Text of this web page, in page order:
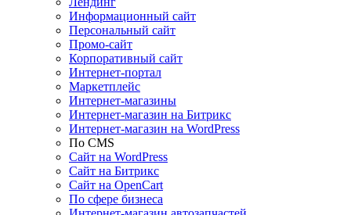
Информационный сайт
Персональный сайт
Промо-сайт
Корпоративный сайт
Интернет-портал
Маркетплейс
Интернет-магазины
Интернет-магазин на Битрикс
Интернет-магазин на WordPress
По СMS
Сайт на WordPress
Сайт на Битрикс
Сайт на OpenCart
По сфере бизнеса